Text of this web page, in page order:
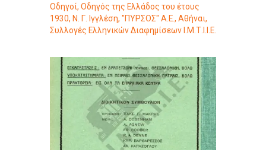
Οδηγοί, Οδηγός της Ελλάδος του έτους
1930, Ν. Γ. Ιγγλέση, "ΠΥΡΣΟΣ" Α.Ε., Αθήναι,
Συλλογές Ελληνικών Διαφημίσεων Ι.Μ.Τ.Ι.Ι.Ε.